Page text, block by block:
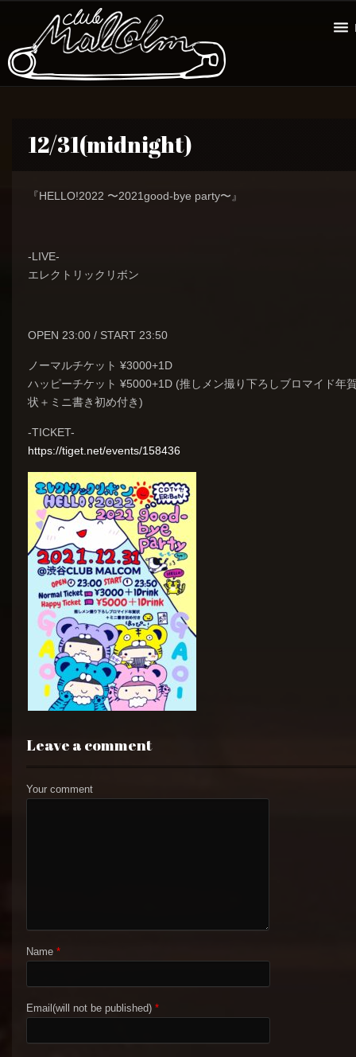
12/31(midnight)
『HELLO!2022 〜2021good-bye party〜』
-LIVE-
エレクトリックリボン
OPEN 23:00 / START 23:50
ノーマルチケット ¥3000+1D
ハッピーチケット ¥5000+1D (推しメン撮り下ろしブロマイド年
状＋ミニ書き初め付き)
-TICKET-
https://tiget.net/events/158436
Leave a comment
Your comment
Name *
Email(will not be published) *